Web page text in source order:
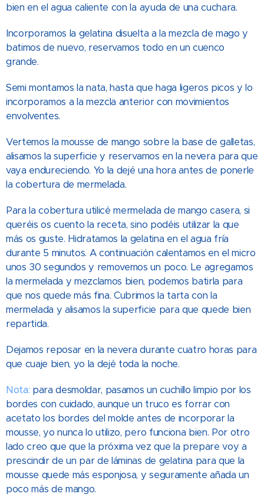
bien en el agua caliente con la ayuda de una cuchara.
Incorporamos la gelatina disuelta a la mezcla de mago y
batimos de nuevo, reservamos todo en un cuenco
grande.
Semi montamos la nata, hasta que haga ligeros picos y lo
incorporamos a la mezcla anterior con movimientos
envolventes.
Vertemos la mousse de mango sobre la base de galletas,
alisamos la superficie y reservamos en la nevera para que
vaya endureciendo. Yo la dejé una hora antes de ponerle
la cobertura de mermelada.
Para la cobertura utilicé mermelada de mango casera, si
queréis os cuento la receta, sino podéis utilizar la que
más os guste. Hidratamos la gelatina en el agua fría
durante 5 minutos. A continuación calentamos en el micro
unos 30 segundos y removemos un poco. Le agregamos
la mermelada y mezclamos bien, podemos batirla para
que nos quede más fina. Cubrimos la tarta con la
mermelada y alisamos la superficie para que quede bien
repartida.
Dejamos reposar en la nevera durante cuatro horas para
que cuaje bien, yo la dejé toda la noche.
Nota: para desmoldar, pasamos un cuchillo limpio por los
bordes con cuidado, aunque un truco es forrar con
acetato los bordes del molde antes de incorporar la
mousse, yo nunca lo utilizo, pero funciona bien. Por otro
lado creo que que la próxima vez que la prepare voy a
prescindir de un par de láminas de gelatina para que la
mousse quede más esponjosa, y seguramente añada un
poco más de mango.